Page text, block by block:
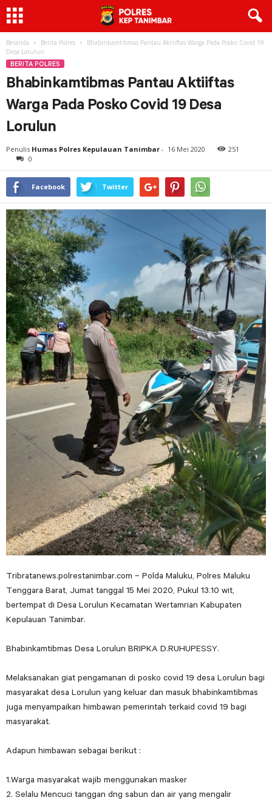
Beranda Berita Polres
Bhabinkamtibmas Pantau Aktiiftas Warga Pada Posko Covid 19
Desa Lorulun
BERITA POLRES
Bhabinkamtibmas Pantau Aktiiftas
Warga Pada Posko Covid 19 Desa
Lorulun
Penulis Humas Polres Kepulauan Tanimbar - 16 Mei 2020
251
0
Facebook Twitter
Tribratanews.polrestanimbar.com – Polda Maluku, Polres Maluku
Tenggara Barat, Jumat tanggal 15 Mei 2020, Pukul 13.10 wit,
bertempat di Desa Lorulun Kecamatan Wertamrian Kabupaten
Kepulauan Tanimbar.
Bhabinkamtibmas Desa Lorulun BRIPKA D.RUHUPESSY.
Melaksanakan giat pengamanan di posko covid 19 desa Lorulun bagi
masyarakat desa Lorulun yang keluar dan masuk bhabinkamtibmas
juga menyampaikan himbawan pemerintah terkaid covid 19 bagi
masyarakat.
Adapun himbawan sebagai berikut :
1.Warga masyarakat wajib menggunakan masker
2. Selalu Mencuci tanggan dng sabun dan air yang mengalir